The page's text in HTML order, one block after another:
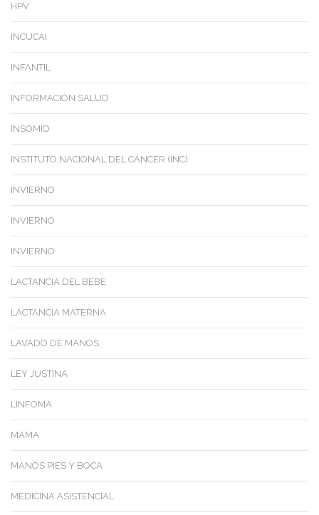
HPV
INCUCAI
INFANTIL
INFORMACIÓN SALUD
INSOMIO
INSTITUTO NACIONAL DEL CÁNCER (INC)
INVIERNO
INVIERNO
INVIERNO
LACTANCIA DEL BEBE
LACTANCIA MATERNA
LAVADO DE MANOS
LEY JUSTINA
LINFOMA
MAMA
MANOS PIES Y BOCA
MEDICINA ASISTENCIAL